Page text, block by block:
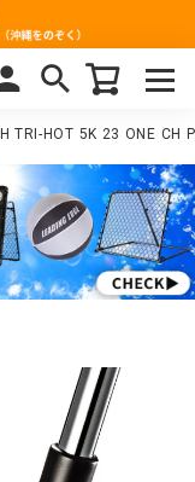
TRI-HOT 5K 23 ONE